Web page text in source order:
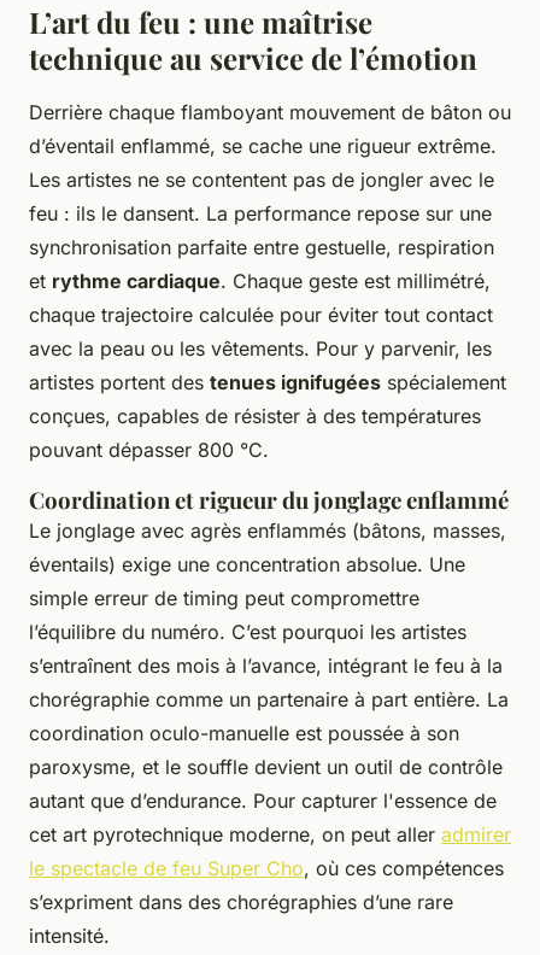
L’art du feu : une maîtrise
technique au service de l’émotion
Derrière chaque flamboyant mouvement de bâton ou
d’éventail enflammé, se cache une rigueur extrême.
Les artistes ne se contentent pas de jongler avec le
feu : ils le dansent. La performance repose sur une
synchronisation parfaite entre gestuelle, respiration
et rythme cardiaque. Chaque geste est millimétré,
chaque trajectoire calculée pour éviter tout contact
avec la peau ou les vêtements. Pour y parvenir, les
artistes portent des tenues ignifugées spécialement
conçues, capables de résister à des températures
pouvant dépasser 800 °C.
Coordination et rigueur du jonglage enflammé
Le jonglage avec agrès enflammés (bâtons, masses,
éventails) exige une concentration absolue. Une
simple erreur de timing peut compromettre
l’équilibre du numéro. C’est pourquoi les artistes
s’entraînent des mois à l’avance, intégrant le feu à la
chorégraphie comme un partenaire à part entière. La
coordination oculo-manuelle est poussée à son
paroxysme, et le souffle devient un outil de contrôle
autant que d’endurance. Pour capturer l'essence de
cet art pyrotechnique moderne, on peut aller admirer
le spectacle de feu Super Cho, où ces compétences
s’expriment dans des chorégraphies d’une rare
intensité.